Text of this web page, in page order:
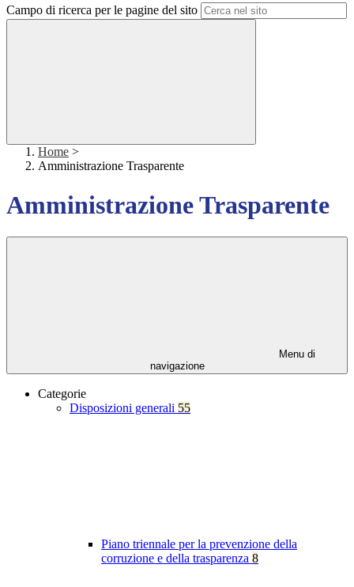
Campo di ricerca per le pagine del sito
Home >
Amministrazione Trasparente
Amministrazione Trasparente
Menu di
navigazione
Categorie
Disposizioni generali 55
Piano triennale per la prevenzione della
corruzione e della trasparenza 8